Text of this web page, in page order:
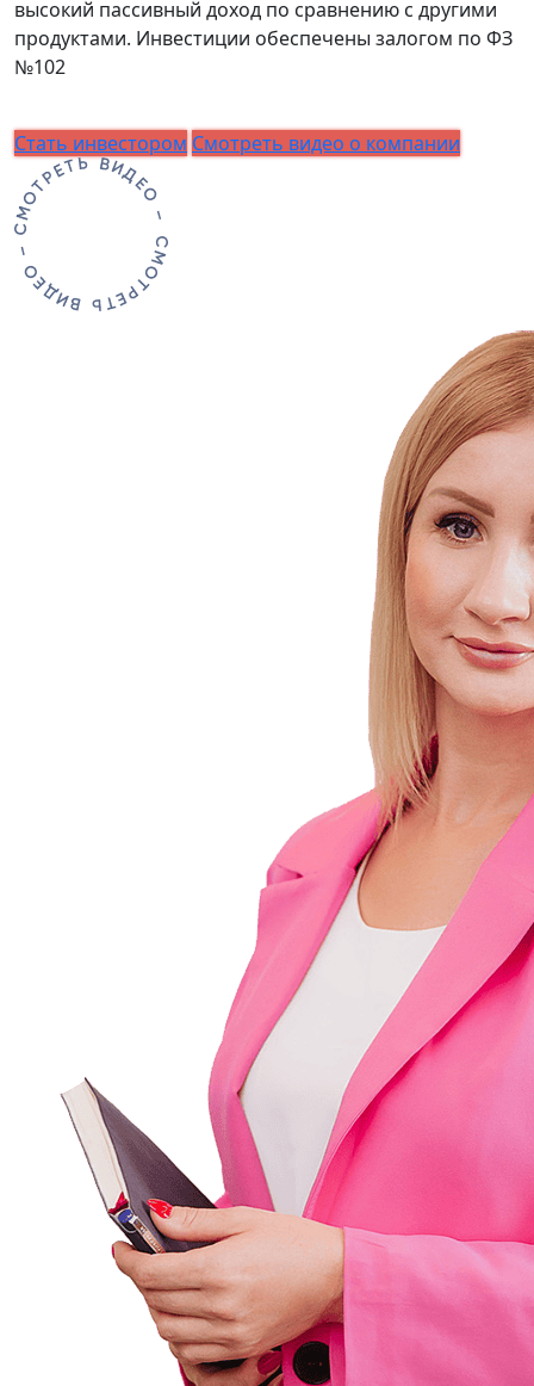
высокий пассивный доход по сравнению с другими
продуктами. Инвестиции обеспечены залогом по ФЗ
№102
Стать инвестором Смотреть видео о компании